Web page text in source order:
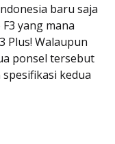
baru saja
yang mana
Plus! Walaupun
ponsel tersebut
kedua